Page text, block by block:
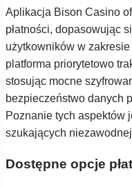
Aplikacja Bison Casino
płatności, dopasowując
użytkowników w zakresie
platforma priorytetowo
stosując mocne
bezpieczeństwo danych
Poznanie tych aspektów
szukających
Dostępne opcje